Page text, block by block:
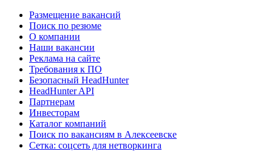
Размещение вакансий
Поиск по резюме
О компании
Наши вакансии
Реклама на сайте
Требования к ПО
Безопасный HeadHunter
HeadHunter API
Партнерам
Инвесторам
Каталог компаний
Поиск по вакансиям в Алексеевске
Сетка: соцсеть для нетворкинга